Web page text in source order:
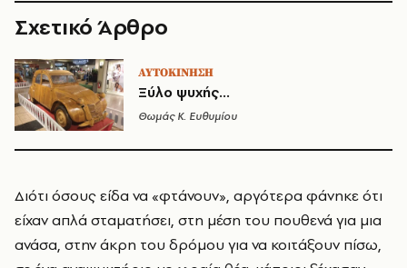
Σχετικό Άρθρο
ΑΥΤΟΚΙΝΗΣΗ
Ξύλο ψυχής...
Θωμάς K. Ευθυμίου
Διότι όσους είδα να «φτάνουν», αργότερα φάνηκε ότι
είχαν απλά σταματήσει, στη μέση του πουθενά για μια
ανάσα, στην άκρη του δρόμου για να κοιτάξουν πίσω,